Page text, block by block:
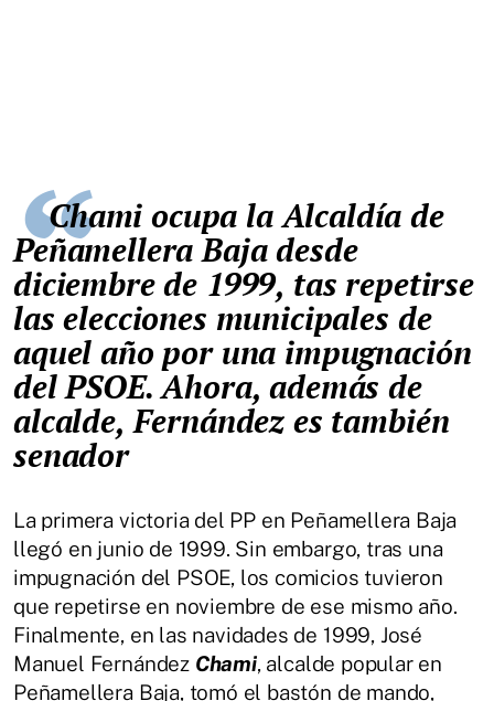
Chami ocupa la Alcaldía de
Peñamellera Baja desde
diciembre de 1999, tas repetirse
las elecciones municipales de
aquel año por una impugnación
del PSOE. Ahora, además de
alcalde, Fernández es también
senador
La primera victoria del PP en Peñamellera Baja
llegó en junio de 1999. Sin embargo, tras una
impugnación del PSOE, los comicios tuvieron
que repetirse en noviembre de ese mismo año.
Finalmente, en las navidades de 1999, José
Manuel Fernández Chami, alcalde popular en
Peñamellera Baja, tomó el bastón de mando,